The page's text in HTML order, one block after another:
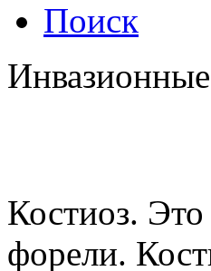
Поиск
Костиоз.
форели.